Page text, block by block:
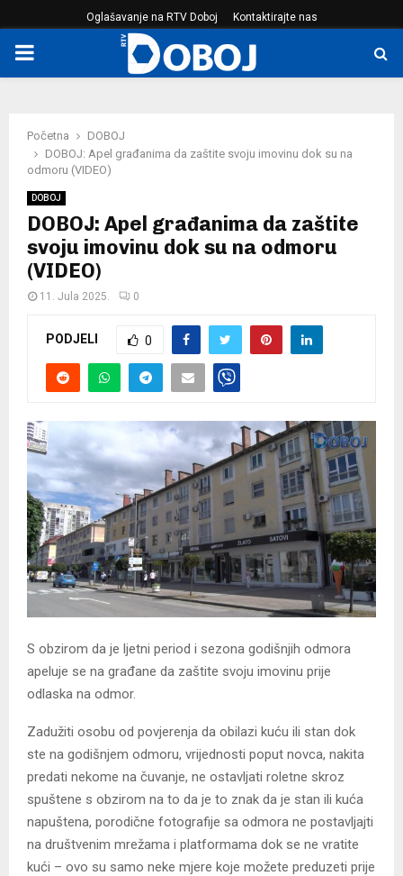
Oglašavanje na RTV Doboj Kontaktirajte nas
PRIMARY
Početna
DOBOJ
DOBOJ: Apel građanima da zaštite svoju imovinu dok su na
odmoru (VIDEO)
DOBOJ
DOBOJ: Apel građanima da zaštite
svoju imovinu dok su na odmoru
(VIDEO)
11. Jula 2025. 0
PODJELI 0
S obzirom da je ljetni period i sezona godišnjih odmora
apeluje se na građane da zaštite svoju imovinu prije
odlaska na odmor.
Zadužiti osobu od povjerenja da obilazi kuću ili stan dok
ste na godišnjem odmoru, vrijednosti poput novca, nakita
predati nekome na čuvanje, ne ostavljati roletne skroz
spuštene s obzirom na to da je to znak da je stan ili kuća
napuštena, porodične fotografije sa odmora ne postavljajti
na društvenim mrežama i platformama dok se ne vratite
kući – ovo su samo neke mjere koje možete preduzeti prije